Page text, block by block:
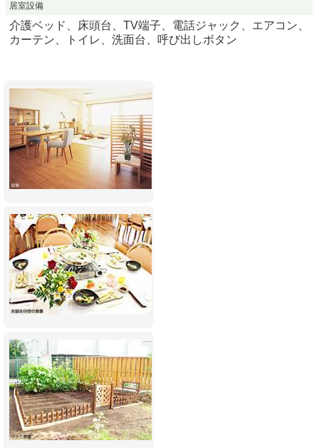
居室設備
介護ベッド、床頭台、TV端子、電話ジャック、エアコン、
カーテン、トイレ、洗面台、呼び出しボタン